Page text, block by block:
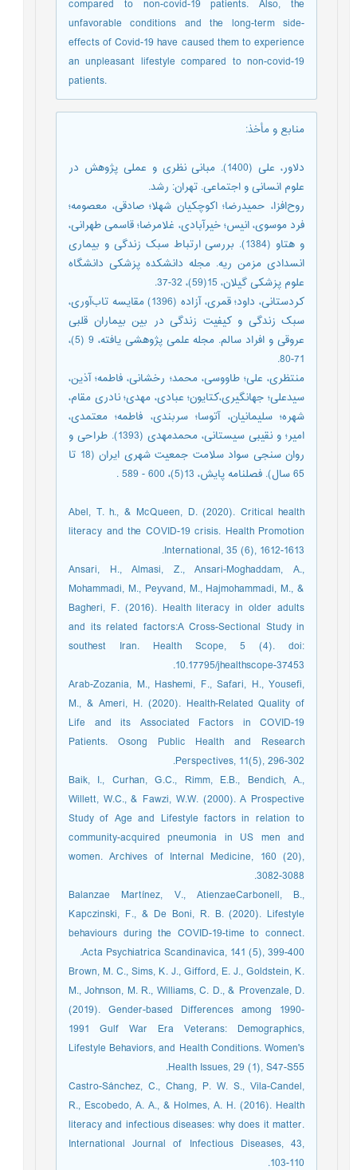
compared to non-covid-19 patients. Also, the
unfavorable conditions and the long-term side-
effects of Covid-19 have caused them to experience
an unpleasant lifestyle compared to non-covid-19
patients.
منابع و مأخذ:
دلاور، علی (1400). مبانی نظری و عملی پژوهش در
علوم انسانی و اجتماعی. تهران: رشد.
روح‌افزا، حمیدرضا؛ اکوچکیان شهلا؛ صادقی، معصومه؛
فرد‌ موسوی، انیس؛ خیرآبادی، غلامرضا؛ قاسمی طهرانی،
و هتاو (1384). بررسی ارتباط سبک زندگی و بیماری
انسدادی مزمن ریه. مجله دانشکده پزشکی دانشگاه
علوم پزشکی گیلان، 15(59)، 32-37.
کردستانی، داود؛ قمری، آزاده (1396) مقایسه تاب‌آوری،
سبک زندگی و کیفیت زندگی در بین بیماران قلبی
عروقی و افراد سالم. مجله علمی پژوهشی یافته، 9 (5)،
71-80.
منتظری، علی؛ طاووسی، محمد؛ رخشانی، فاطمه؛ آذین،
سیدعلی؛ جهانگیری،کتایون؛ عبادی، مهدی؛ نادری مقام،
شهره؛ سلیمانیان، آتوسا؛ سربندی، فاطمه؛ معتمدی،
امیر؛ و نقیبی سیستانی، محمدمهدی (1393). طراحی و
روان سنجی سواد سلامت جمعیت شهری ایران (18 تا
65 سال). فصلنامه پایش، 13(5)، ‌600 - 589 .
Abel, T. h., & McQueen, D. (2020). Critical health
literacy and the COVID-19 crisis. Health Promotion
International, 35 (6), 1612-1613.
Ansari, H., Almasi, Z., Ansari-Moghaddam, A.,
Mohammadi, M., Peyvand, M., Hajmohammadi, M., &
Bagheri, F. (2016). Health literacy in older adults
and its related factors:A Cross-Sectional Study in
southest Iran. Health Scope, 5 (4). doi:
10.17795/jhealthscope-37453.
Arab-Zozania, M., Hashemi, F., Safari, H., Yousefi,
M., & Ameri, H. (2020). Health-Related Quality of
Life and its Associated Factors in COVID-19
Patients. Osong Public Health and Research
Perspectives, 11(5), 296-302.
Baik, I., Curhan, G.C., Rimm, E.B., Bendich, A.,
Willett, W.C., & Fawzi, W.W. (2000). A Prospective
Study of Age and Lifestyle factors in relation to
community-acquired pneumonia in US men and
women. Archives of Internal Medicine, 160 (20),
3082-3088.
Balanzae Martínez, V., AtienzaeCarbonell, B.,
Kapczinski, F., & De Boni, R. B. (2020). Lifestyle
behaviours during the COVID-19-time to connect.
Acta Psychiatrica Scandinavica, 141 (5), 399-400.
Brown, M. C., Sims, K. J., Gifford, E. J., Goldstein, K.
M., Johnson, M. R., Williams, C. D., & Provenzale, D.
(2019). Gender-based Differences among 1990-
1991 Gulf War Era Veterans: Demographics,
Lifestyle Behaviors, and Health Conditions. Women's
Health Issues, 29 (1), S47-S55.
Castro-Sánchez, C., Chang, P. W. S., Vila-Candel,
R., Escobedo, A. A., & Holmes, A. H. (2016). Health
literacy and infectious diseases: why does it matter.
International Journal of Infectious Diseases, 43,
103-110.